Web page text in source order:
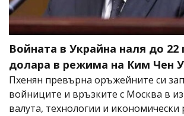
Войната в Украйна наля до 22
долара в режима на Ким Чен
Пхенян превърна оръжейните си
войниците и връзките с Москва в
валута, технологии и икономически